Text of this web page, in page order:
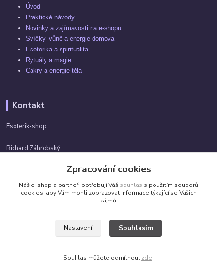
Úvod
Praktické návody
Novinky a zajímavosti na e-shopu
Svíčky, vůně a energie domova
Esoterika a spiritualita
Rytuály a magie
Čakry a energie těla
Kontakt
Esoterik-shop
Richard Záhrobský
info@esoterik-shop.cz
Všechna práva vyhrazena. ©2026 by Esoterik-shop.cz
Zpracování cookies
Náš e-shop a partneři potřebují Váš souhlas s použitím souborů
cookies, aby Vám mohli zobrazovat informace týkající se Vašich
zájmů.
Nastavení Souhlasím
Souhlas můžete odmítnout zde.